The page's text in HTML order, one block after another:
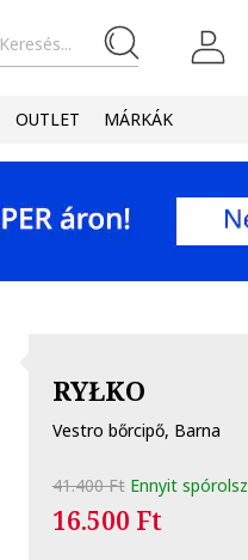
Keresés...
OUTLET MÁRKÁK
RYŁKO
Vestro bőrcipő, Barna
41.400 Ft Ennyit spórolsz
16.500 Ft